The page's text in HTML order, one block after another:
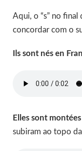
Aqui, o “s” no final
concordar com o
Ils sont nés en
Elles sont
subiram ao topo